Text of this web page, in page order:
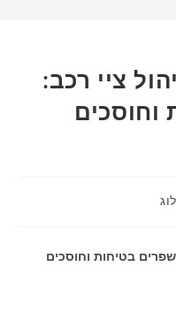
ציי רכב:
בטיחות וחוסכים